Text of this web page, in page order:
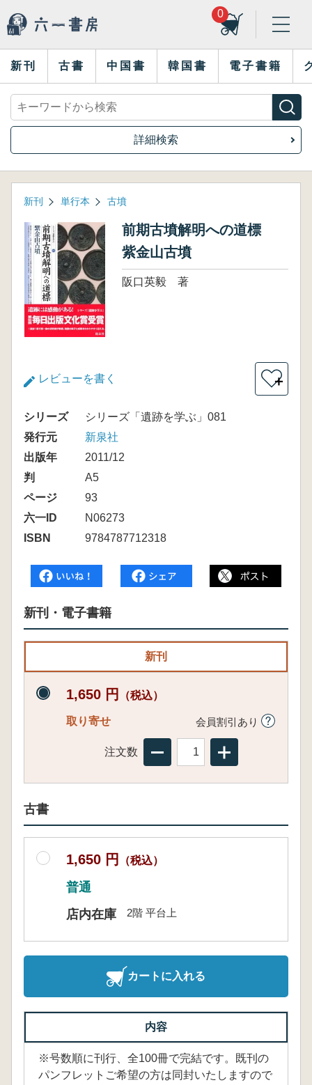
0
新刊 古書 中国書 韓国書 電子書籍
詳細検索
新刊 単行本 古墳
前期古墳解明への道標
紫金山古墳
阪口英毅 著
レビューを書く ＋
シリーズ
シリーズ「遺跡を学ぶ」081
発行元
新泉社
出版年
2011/12
判
A5
ページ
93
六一ID
N06273
ISBN
9784787712318
新刊・電子書籍
新刊
1,650 円 （税込）
取り寄せ 会員割引あり
注文数
古書
1,650 円 （税込）
普通
店内在庫
2階 平台上
カートに入れる
内容
※号数順に刊行、全100冊で完結です。既刊の
パンフレットご希望の方は同封いたしますので